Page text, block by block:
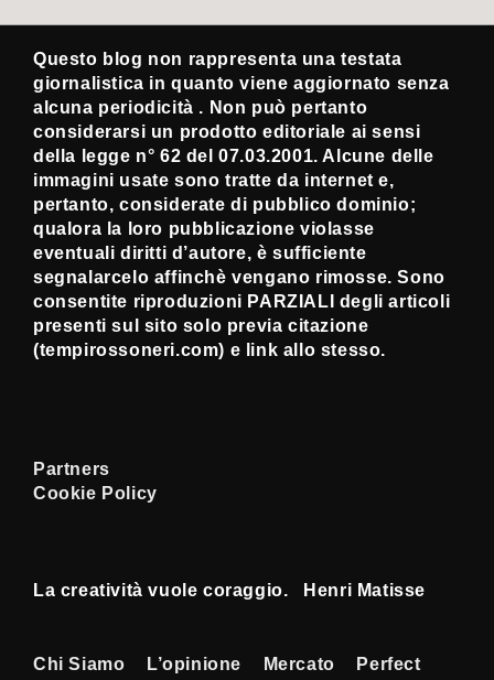
Questo blog non rappresenta una testata
giornalistica in quanto viene aggiornato senza
alcuna periodicità . Non può pertanto
considerarsi un prodotto editoriale ai sensi
della legge n° 62 del 07.03.2001. Alcune delle
immagini usate sono tratte da internet e,
pertanto, considerate di pubblico dominio;
qualora la loro pubblicazione violasse
eventuali diritti d’autore, è sufficiente
segnalarcelo affinchè vengano rimosse. Sono
consentite riproduzioni PARZIALI degli articoli
presenti sul sito solo previa citazione
(tempirossoneri.com) e link allo stesso.
Partners
Cookie Policy
La creatività vuole coraggio. Henri Matisse
Menu
Chi Siamo L’opinione Mercato
Perfect